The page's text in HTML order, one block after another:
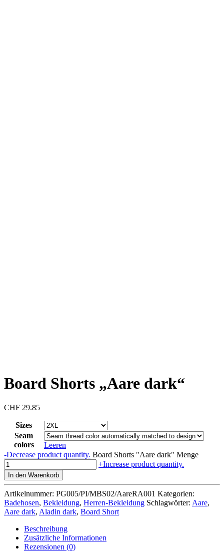
Board Shorts „Aare dark“
CHF 29.85
Sizes
Seam
colors
Leeren
-Decrease product quantity. Board Shorts "Aare dark" Menge
+Increase product quantity.
In den Warenkorb
Artikelnummer: PG005/PI/MBS02/AareRA001 Kategorien:
Badehosen, Bekleidung, Herren-Bekleidung Schlagwörter: Aare,
Aare dark, Aladin dark, Board Short
Beschreibung
Zusätzliche Informationen
Rezensionen (0)